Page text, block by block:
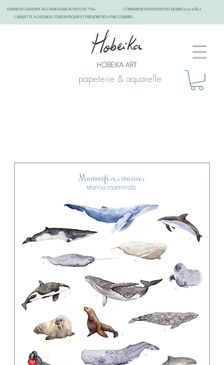
LIVRAISON GRATUITE AU CANADA SUR ACHATS DE 75$+
COMMANDES ENVOYÉES EN 4 JOURS ouvrables
CUEILLETTE À L'ATELIER: COUPON PICKUP ET PRENDRE RDV PAR COURRIEL
papeterie & aquarelle